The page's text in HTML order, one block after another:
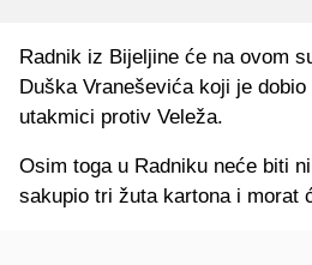
Radnik iz Bijeljine će na ovom
Duška Vraneševića koji je
utakmici protiv Veleža.
Osim toga u Radniku neće biti
sakupio tri žuta kartona i morat